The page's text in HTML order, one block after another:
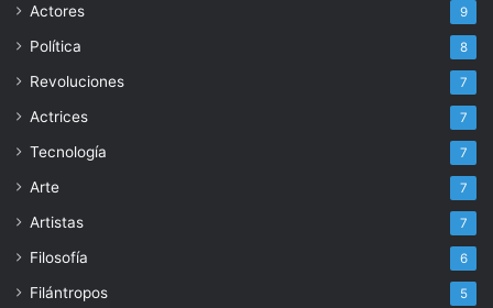
Actores 9
Política 8
Revoluciones 7
Actrices 7
Tecnología 7
Arte 7
Artistas 7
Filosofía 6
Filántropos 5